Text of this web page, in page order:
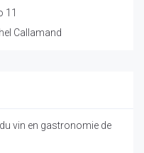
11
Callamand
vin en gastronomie de